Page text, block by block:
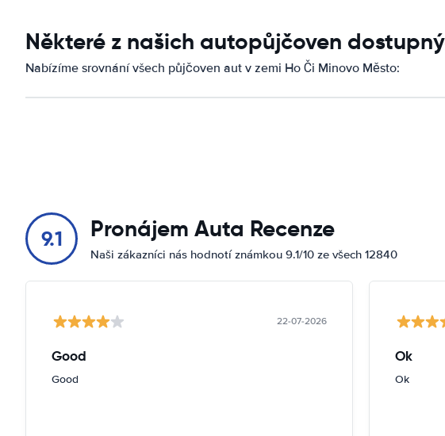
Některé z našich autopůjčoven
Nabízíme srovnání všech půjčoven aut v zemi Ho Či Minovo Město:
9.1 Pronájem Auta Recenze
Naši zákazníci nás hodnotí známkou 9.1/10 ze všech 12840
22-07-2026
Good
Good
Ok
Ok